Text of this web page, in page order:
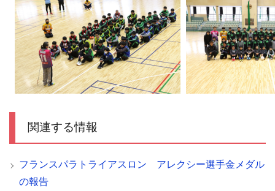
関連する情報
フランスパラトライアスロン アレクシー選手金メダル
の報告